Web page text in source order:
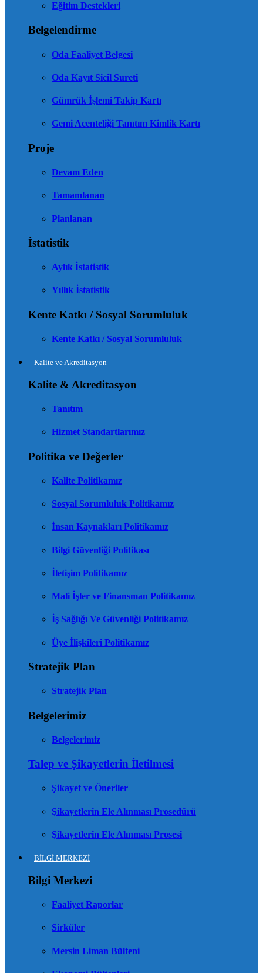
Eğitim Destekleri
Belgelendirme
Oda Faaliyet Belgesi
Oda Kayıt Sicil Sureti
Gümrük İşlemi Takip Kartı
Gemi Acenteliği Tanıtım Kimlik Kartı
Proje
Devam Eden
Tamamlanan
Planlanan
İstatistik
Aylık İstatistik
Yıllık İstatistik
Kente Katkı / Sosyal Sorumluluk
Kente Katkı / Sosyal Sorumluluk
Kalite ve Akreditasyon
Kalite & Akreditasyon
Tanıtım
Hizmet Standartlarımız
Politika ve Değerler
Kalite Politikamız
Sosyal Sorumluluk Politikamız
İnsan Kaynakları Politikamız
Bilgi Güvenliği Politikası
İletişim Politikamız
Mali İşler ve Finansman Politikamız
İş Sağlığı Ve Güvenliği Politikamız
Üye İlişkileri Politikamız
Stratejik Plan
Stratejik Plan
Belgelerimiz
Belgelerimiz
Talep ve Şikayetlerin İletilmesi
Şikayet ve Öneriler
Şikayetlerin Ele Alınması Prosedürü
Şikayetlerin Ele Alınması Prosesi
BİLGİ MERKEZİ
Bilgi Merkezi
Faaliyet Raporlar
Sirküler
Mersin Liman Bülteni